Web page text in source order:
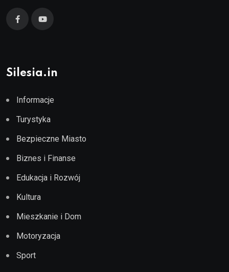
Silesia.in
Informacje
Turystyka
Bezpieczne Miasto
Biznes i Finanse
Edukacja i Rozwój
Kultura
Mieszkanie i Dom
Motoryzacja
Sport